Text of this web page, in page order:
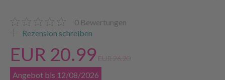
0 Bewertungen
Rezension schreiben
EUR 20.99EUR 26.20
Angebot bis 12/08/2026